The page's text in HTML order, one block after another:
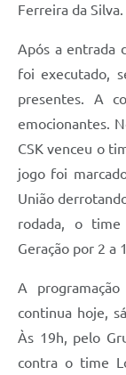
Ferreira da Silva.
Após a entrada
foi executado,
presentes. A
emocionantes.
CSK venceu o
jogo foi
União
rodada, o time
Geração por 2 a
A
continua hoje,
Às 19h, pelo
contra o time